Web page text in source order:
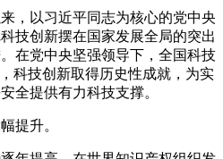
以习近平同志为核心的党中央
技创新摆在国家发展全局的突出
在党中央坚强领导下，全国科技
科技创新取得历史性成就，为实
全提供有力科技支撑。
提升。